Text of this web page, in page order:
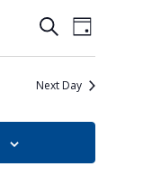
Events
Search
and
SearchEvent
Views
Day
Next Day